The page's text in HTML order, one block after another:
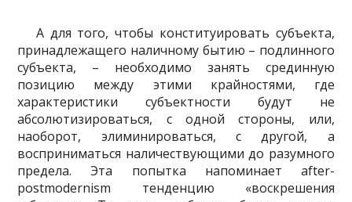
А для того, чтобы конституировать субъекта,
принадлежащего наличному бытию – подлинного
субъекта, – необходимо занять срединную
позицию между этими крайностями, где
характеристики субъектности будут не
абсолютизироваться, с одной стороны, или,
наоборот, элиминироваться, с другой, а
восприниматься наличествующими до разумного
предела. Эта попытка напоминает after-
postmodernism тенденцию «воскрешения